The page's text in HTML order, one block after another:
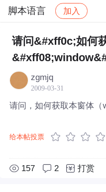
脚本语言 加入
社区 脚本语言 帖
请问&#xff0c;如何
zgmjq
2009-03-31
请问，如何获取本窗体
给本帖投票
157 2 打赏